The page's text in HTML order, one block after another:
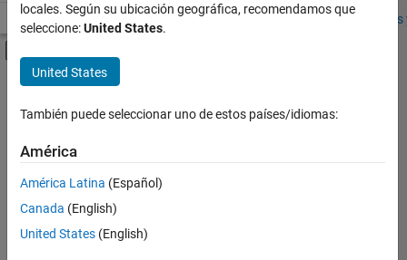
Visión general Búsqueda de empleo Oficinas locales
Contenido principal
FILTRADO POR
User Experience
Technical Sales Engineering
Industry Marketing
Product Marketing
Actualmente
no
locales. Según su ubicación geográfica, recomendamos que
seleccione:United States.
United States
También puede seleccionar uno de estos países/idiomas:
América
América Latina (Español)
Canada (English)
United States (English)